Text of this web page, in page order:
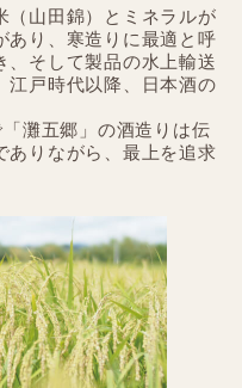
（山田錦）とミネラルが
あり、寒造りに最適と呼
、そして製品の水上輸送
江戸時代以降、日本酒の
灘五郷」の酒造りは伝
ありながら、最上を追求